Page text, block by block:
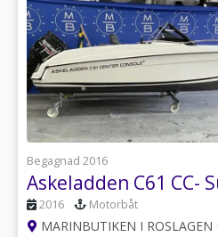
Begagnad 2016
2016 Motorbåt
MARINBUTIKEN I ROSLAGEN